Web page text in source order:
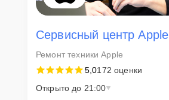
Сервисный центр Apple
Ремонт техники Apple
5,0172 оценки
Открыто до 21:00